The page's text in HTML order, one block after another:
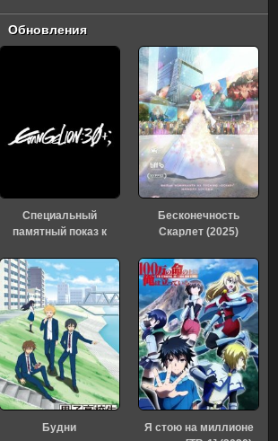
Обновления
Специальный
памятный показ к
«Евангелиона» (2026)
Бесконечность
Скарлет (2025)
Будни
Я стою на миллионе